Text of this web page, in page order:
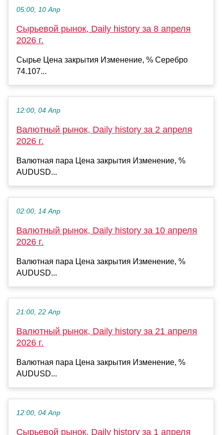
05:00, 10 Апр
Сырьевой рынок, Daily history за 8 апреля
2026 г.
Сырье Цена закрытия Изменение, % Серебро
74.107...
12:00, 04 Апр
Валютный рынок, Daily history за 2 апреля
2026 г.
Валютная пара Цена закрытия Изменение, %
AUDUSD...
02:00, 14 Апр
Валютный рынок, Daily history за 10 апреля
2026 г.
Валютная пара Цена закрытия Изменение, %
AUDUSD...
21:00, 22 Апр
Валютный рынок, Daily history за 21 апреля
2026 г.
Валютная пара Цена закрытия Изменение, %
AUDUSD...
12:00, 04 Апр
Сырьевой рынок, Daily history за 1 апреля